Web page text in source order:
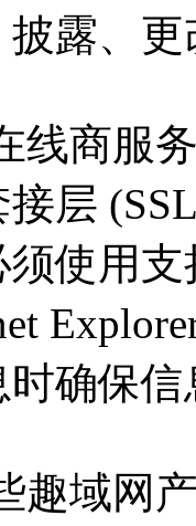
露、
线商服
接层
使用支
确保
趣域网